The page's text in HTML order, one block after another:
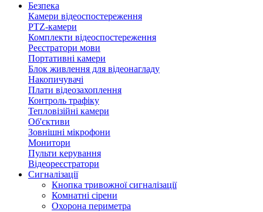
Безпека
Камери відеоспостереження
PTZ-камери
Комплекти відеоспостереження
Реєстратори мови
Портативні камери
Блок живлення для відеонагладу
Накопичувачі
Плати відеозахоплення
Контроль трафіку
Тепловізійні камери
Об'єктиви
Зовнішні мікрофони
Монитори
Пульти керування
Відеореєстратори
Сигналізації
Кнопка тривожної сигналізації
Комнатні сірени
Охорона периметра